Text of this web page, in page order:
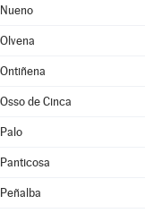
Nueno
Olvena
Ontiñena
Osso de Cinca
Palo
Panticosa
Peñalba